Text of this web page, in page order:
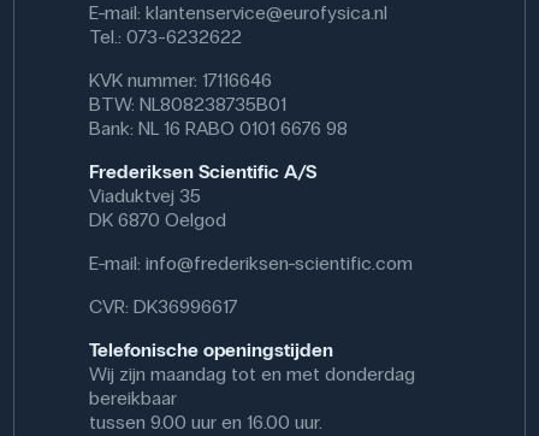
E-mail:klantenservice@eurofysica.nl
Tel.: 073-6232622
KVK nummer: 17116646
BTW: NL808238735B01
Bank: NL 16 RABO 0101 6676 98
Frederiksen Scientific A/S
Viaduktvej 35
DK 6870 Oelgod
E-mail:info@frederiksen-scientific.com
CVR: DK36996617
Telefonische openingstijden
Wij zijn maandag tot en met donderdag
bereikbaar
tussen 9.00 uur en 16.00 uur.